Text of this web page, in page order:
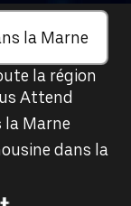
la Marne
la région
Attend
la Marne
dans la